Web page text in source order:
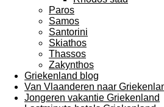
Paros
Samos
Santorini
Skiathos
Thassos
Zakynthos
Griekenland blog
Van Vlaanderen naar
Jongeren vakantie Griekenland